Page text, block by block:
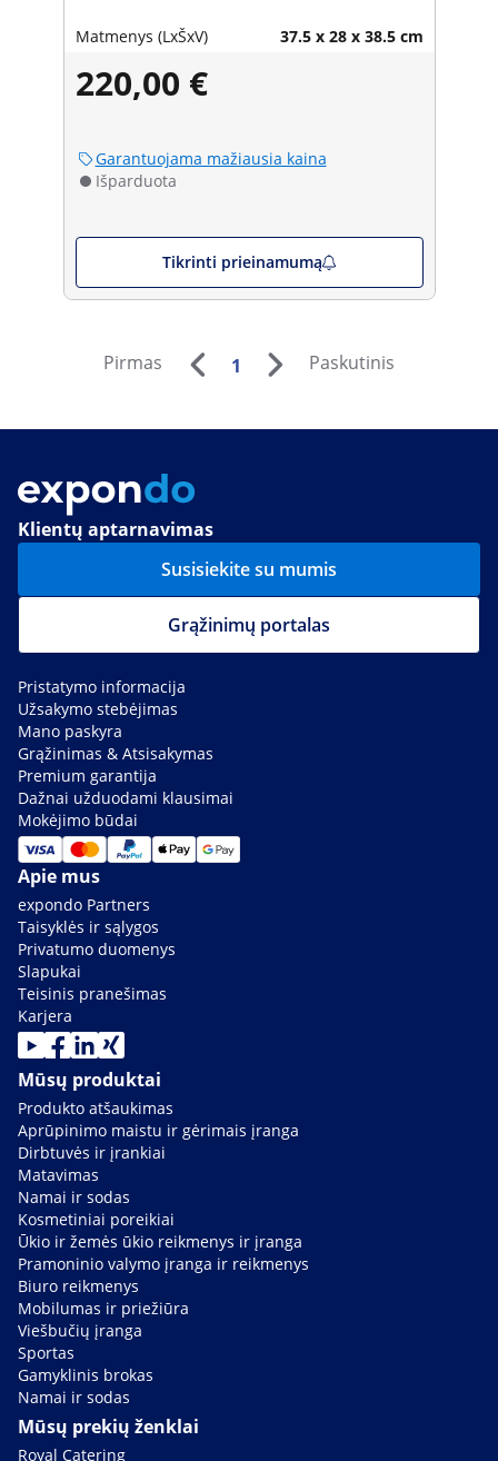
Matmenys (LxŠxV) 37.5 x 28 x 38.5 cm
220,00 €
Garantuojama mažiausia kaina
Išparduota
Tikrinti prieinamumą
Pirmas 1 Paskutinis
Klientų aptarnavimas
Susisiekite su mumis
Grąžinimų portalas
Pristatymo informacija
Užsakymo stebėjimas
Mano paskyra
Grąžinimas & Atsisakymas
Premium garantija
Dažnai užduodami klausimai
Mokėjimo būdai
Apie mus
expondo Partners
Taisyklės ir sąlygos
Privatumo duomenys
Slapukai
Teisinis pranešimas
Karjera
Mūsų produktai
Produkto atšaukimas
Aprūpinimo maistu ir gėrimais įranga
Dirbtuvės ir įrankiai
Matavimas
Namai ir sodas
Kosmetiniai poreikiai
Ūkio ir žemės ūkio reikmenys ir įranga
Pramoninio valymo įranga ir reikmenys
Biuro reikmenys
Mobilumas ir priežiūra
Viešbučių įranga
Sportas
Gamyklinis brokas
Namai ir sodas
Mūsų prekių ženklai
Royal Catering